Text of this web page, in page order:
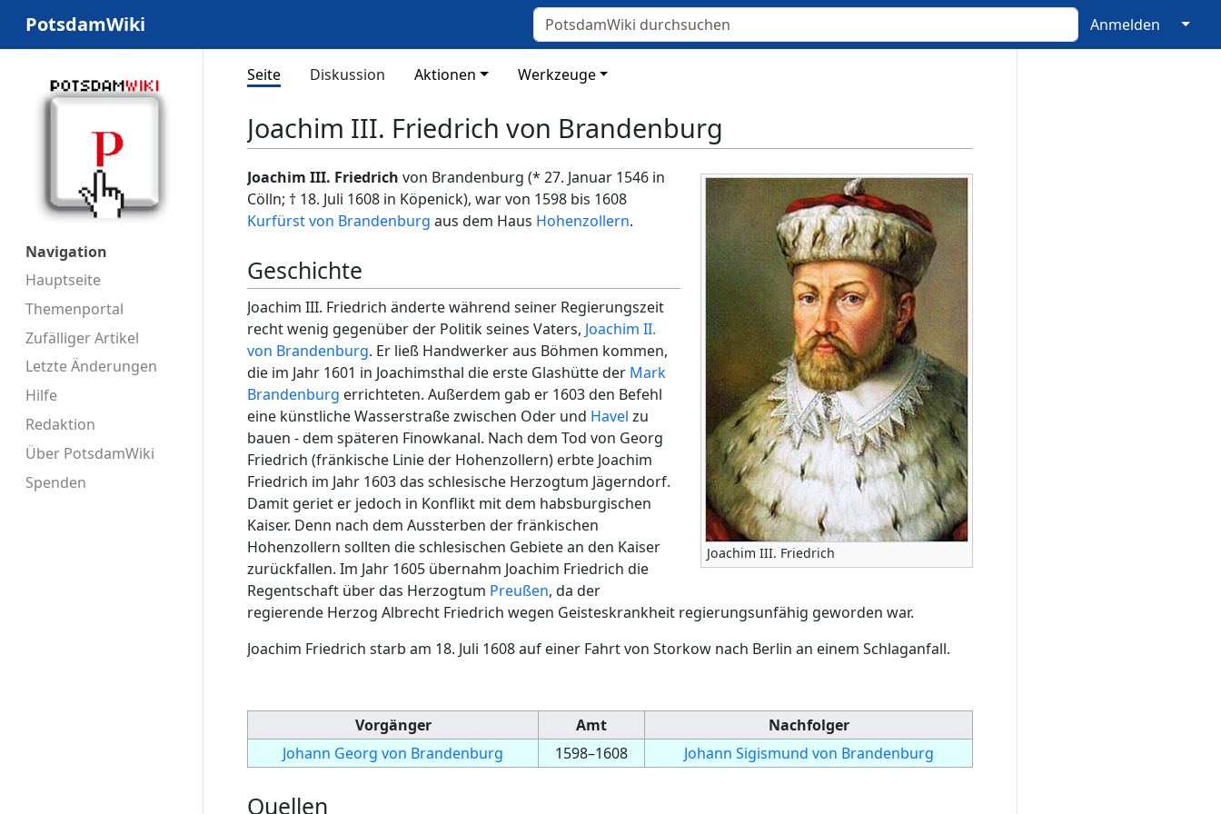
PotsdamWiki Anmelden ↓
Navigation
Hauptseite
Themenportal
Zufälliger Artikel
Letzte Änderungen
Hilfe
Redaktion
Über PotsdamWiki
Spenden
Seite Diskussion Aktionen Werkzeuge
Joachim III. Friedrich von Brandenburg
Joachim III. Friedrich
Joachim III. Friedrich von Brandenburg (* 27. Januar 1546 in
Cölln; † 18. Juli 1608 in Köpenick), war von 1598 bis 1608
Kurfürst von Brandenburg aus dem Haus Hohenzollern.
Geschichte
Joachim III. Friedrich änderte während seiner Regierungszeit
recht wenig gegenüber der Politik seines Vaters, Joachim II.
von Brandenburg. Er ließ Handwerker aus Böhmen kommen,
die im Jahr 1601 in Joachimsthal die erste Glashütte der Mark
Brandenburg errichteten. Außerdem gab er 1603 den Befehl
eine künstliche Wasserstraße zwischen Oder und Havel zu
bauen - dem späteren Finowkanal. Nach dem Tod von Georg
Friedrich (fränkische Linie der Hohenzollern) erbte Joachim
Friedrich im Jahr 1603 das schlesische Herzogtum Jägerndorf.
Damit geriet er jedoch in Konflikt mit dem habsburgischen
Kaiser. Denn nach dem Aussterben der fränkischen
Hohenzollern sollten die schlesischen Gebiete an den Kaiser
zurückfallen. Im Jahr 1605 übernahm Joachim Friedrich die
Regentschaft über das Herzogtum Preußen, da der
regierende Herzog Albrecht Friedrich wegen Geisteskrankheit regierungsunfähig geworden war.
Joachim Friedrich starb am 18. Juli 1608 auf einer Fahrt von Storkow nach Berlin an einem Schlaganfall.
Vorgänger Amt
Nachfolger
Johann Georg von Brandenburg
1598–1608 Johann Sigismund von Brandenburg
Quellen